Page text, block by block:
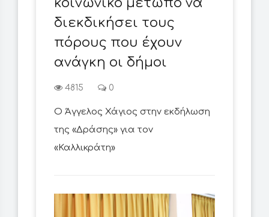
κοινωνικό μέτωπο να
διεκδικήσει τους
πόρους που έχουν
ανάγκη οι δήμοι
4815 0
Ο Άγγελος Χάγιος στην εκδήλωση
της «Δράσης» για τον
«Καλλικράτη»